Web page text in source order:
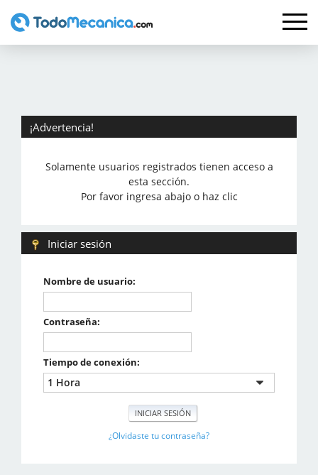
¡Advertencia!
Solamente usuarios registrados tienen acceso a
esta sección.
Por favor ingresa abajo o haz clic
Iniciar sesión
Nombre de usuario:
Contraseña:
Tiempo de conexión:
¿Olvidaste tu contraseña?